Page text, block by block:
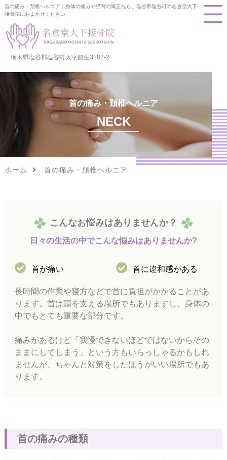
首の痛み・頚椎ヘルニア｜身体の痛みや猫背の矯正なら、塩谷郡塩谷町の名倉堂大下
接骨院におまかせください
栃木県塩谷郡塩谷町大字船生3182-2
首の痛み・頚椎ヘルニア
NECK
ホーム 首の痛み・頚椎ヘルニア
こんなお悩みはあ り ませんか？
日 々の生活の中でこ んな悩みはあり ませんか?
首が痛い 首に違和感がある
長時間の作業や寝方などで首に負担がかかることがあ
ります。首は頭を支える場所でもありますし、身体の
中でもとても重要な部分です。
痛みがあるけど「我慢できないほどではないからその
ままにしてしまう」という方もいらっしゃるかもしれ
ませんが、ちゃんと対策をしたほうがいい場所でもあ
ります。
首の痛みの種類